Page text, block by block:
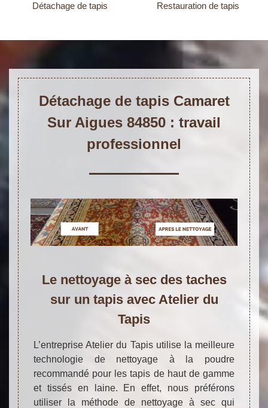
Détachage de tapis Restauration de tapis
Détachage de tapis Camaret
Sur Aigues 84850 : travail
professionnel
Le nettoyage à sec des taches
sur un tapis avec Atelier du
Tapis
L’entreprise Atelier du Tapis utilise la meilleure
technologie de nettoyage à la poudre
recommandé pour les tapis de haut de gamme
et tissés en laine. En effet, nous préférons
utiliser la méthode de nettoyage à sec qui